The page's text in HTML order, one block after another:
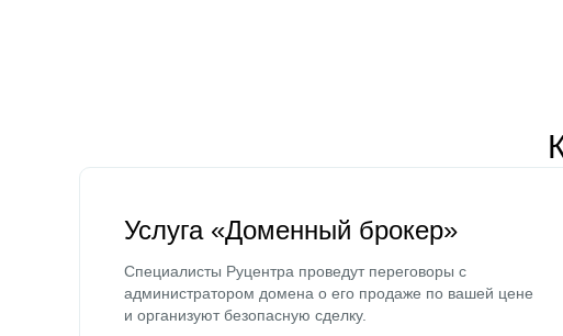
Услуга «Доменный брокер»
Специалисты Руцентра проведут переговоры с
администратором домена о его продаже по вашей цене
и организуют безопасную сделку.